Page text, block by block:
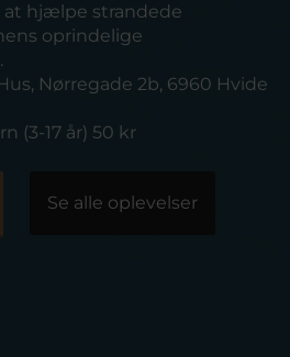
hjælpe strandede
oprindelige
Nørregade 2b, 6960 Hvide
(3-17 år) 50 kr
Se alle oplevelser